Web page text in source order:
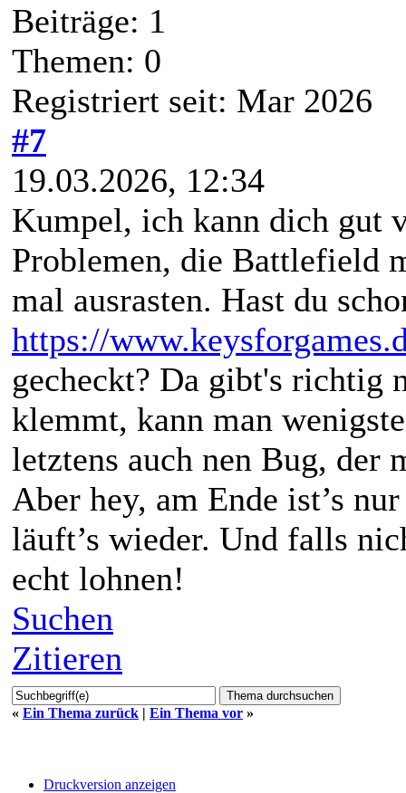
Beiträge: 1
Themen: 0
Registriert seit: Mar 2026
#7
19.03.2026, 12:34
Kumpel, ich kann dich gut
Problemen, die Battlefield
mal ausrasten. Hast du
https://
gecheckt? Da gibt's richtig
klemmt, kann man
letztens auch nen Bug, der
Aber hey, am Ende ist’s
läuft’s wieder. Und falls
echt lohnen!
Suchen
Zitieren
« Ein Thema zurück | Ein Thema vor »
Druckversion anzeigen